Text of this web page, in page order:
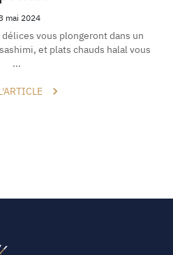
mai 2024
délices vous plongeront dans un
et plats chauds halal vous
...